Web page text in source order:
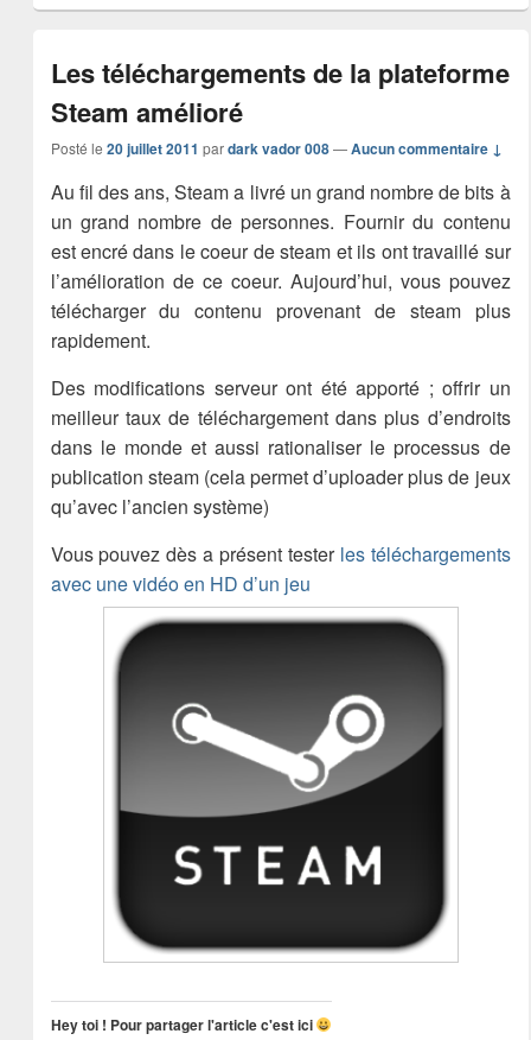
Les téléchargements de la plateforme
Steam amélioré
Posté le 20 juillet 2011 pardark vador 008 —Aucun commentaire ↓
Au fil des ans, Steam a livré un grand nombre de bits à
un grand nombre de personnes. Fournir du contenu
est encré dans le coeur de steam et ils ont travaillé sur
l’amélioration de ce coeur. Aujourd’hui, vous pouvez
télécharger du contenu provenant de steam plus
rapidement.
Des modifications serveur ont été apporté ; offrir un
meilleur taux de téléchargement dans plus d’endroits
dans le monde et aussi rationaliser le processus de
publication steam (cela permet d’uploader plus de jeux
qu’avec l’ancien système)
Vous pouvez dès a présent testerles téléchargements
avec une vidéo en HD d’un jeu
Hey toi ! Pour partager l'article c'est ici